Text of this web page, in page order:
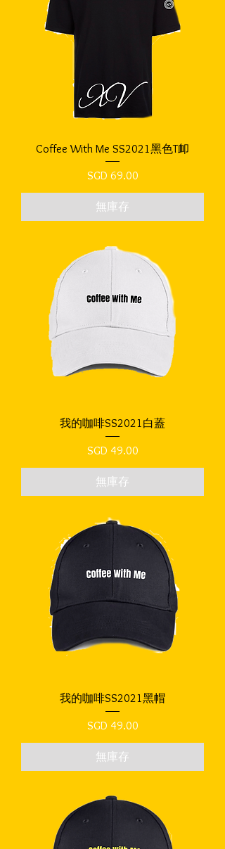
Coffee With Me SS2021黑色T卹
價格
SGD 69.00
無庫存
我的咖啡SS2021白蓋
價格
SGD 49.00
無庫存
我的咖啡SS2021黑帽
價格
SGD 49.00
無庫存